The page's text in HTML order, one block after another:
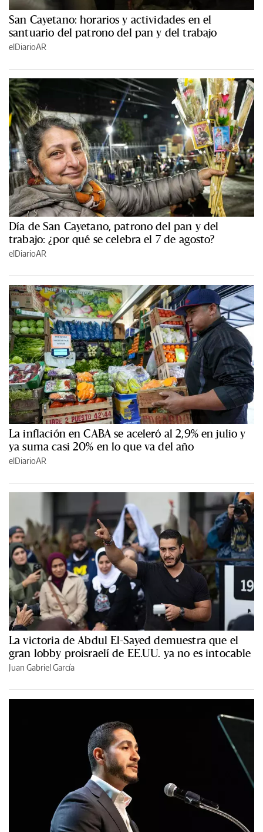
San Cayetano: horarios y actividades en el
santuario del patrono del pan y del trabajo
elDiarioAR
Día de San Cayetano, patrono del pan y del
trabajo: ¿por qué se celebra el 7 de agosto?
elDiarioAR
La inflación en CABA se aceleró al 2,9% en julio y
ya suma casi 20% en lo que va del año
elDiarioAR
La victoria de Abdul El-Sayed demuestra que el
gran lobby proisraelí de EE.UU. ya no es intocable
Juan Gabriel García